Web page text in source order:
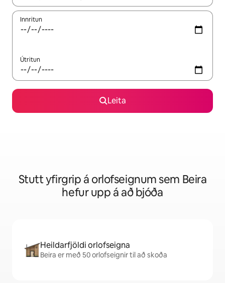
Innritun
Útritun
Leita
Stutt yfirgrip á orlofseignum sem Beira
hefur upp á að bjóða
Heildarfjöldi orlofseigna
Beira er með 50 orlofseignir til að skoða